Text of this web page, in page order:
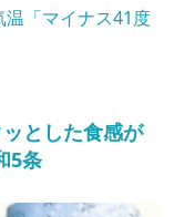
「マイナス41度
とした食感が
5条